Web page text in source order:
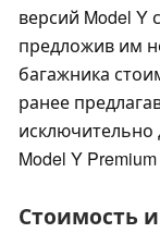
версий Model
предложив им
багажника
ранее
исключительно
Model Y
Стоимость